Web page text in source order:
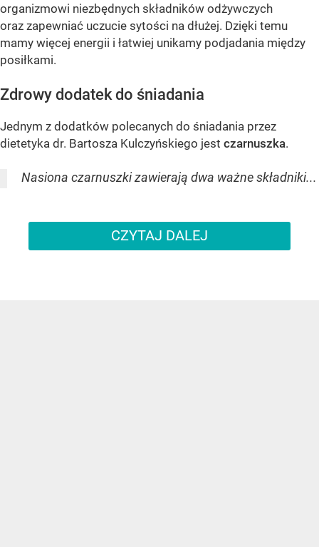
organizmowi niezbędnych składników odżywczych
oraz zapewniać uczucie sytości na dłużej. Dzięki temu
mamy więcej energii i łatwiej unikamy podjadania między
posiłkami.
Zdrowy dodatek do śniadania
Jednym z dodatków polecanych do śniadania przez
dietetyka dr. Bartosza Kulczyńskiego jest czarnuszka.
Nasiona czarnuszki zawierają dwa ważne składniki...
CZYTAJ DALEJ